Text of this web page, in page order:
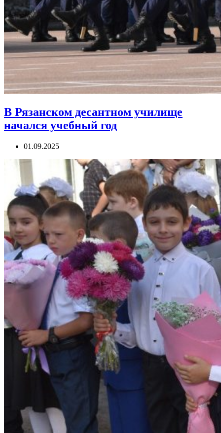
В Рязанском десантном училище
начался учебный год
01.09.2025